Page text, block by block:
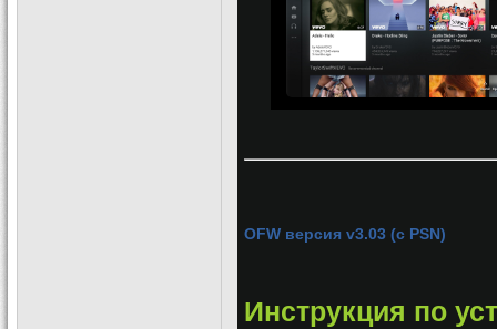
OFW версия v3.03 (с PSN)
Инструкция по